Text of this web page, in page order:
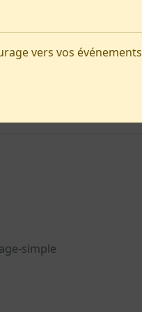
vers vos
le moment !
venue
simple